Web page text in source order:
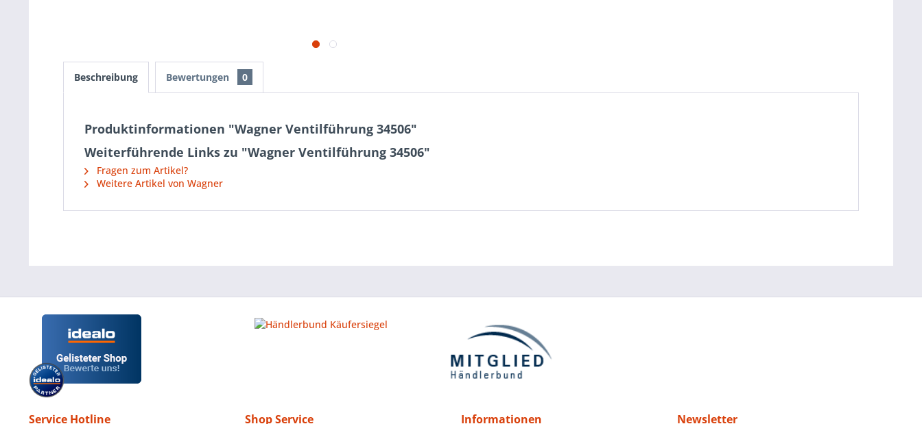
Beschreibung Bewertungen 0
Produktinformationen "Wagner Ventilführung 34506"
Weiterführende Links zu "Wagner Ventilführung 34506"
Fragen zum Artikel?
Weitere Artikel von Wagner
Service Hotline Shop Service Informationen Newsletter